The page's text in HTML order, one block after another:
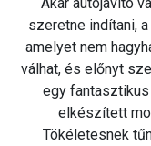
szeretne indítani,
amelyet nem
válhat, és előnyt
egy
elkészített
Tökéletesnek